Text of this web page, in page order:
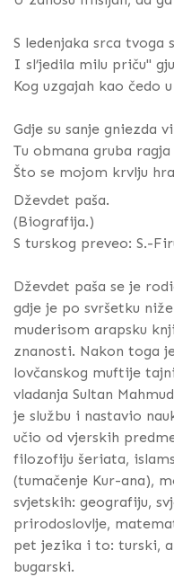
S ledenjaka srca tvoga
I sl’jedila milu priču"
Kog uzgajah kao čedo
Gdje su sanje gniezda
Tu obmana gruba
Što se mojom krvlju
Dževdet paša.
(Biografija.)
S turskog preveo: S.-
Dževdet paša se je
gdje je po svršetku
muderisom arapsku
znanosti. Nakon toga
lovčanskog muftije
vladanja Sultan
je službu i nastavio
učio od vjerskih
filozofiju šeriata,
(tumačenje Kur-ana),
svjetskih: geografiju,
prirodoslovlje,
pet jezika i to: turski,
bugarski.